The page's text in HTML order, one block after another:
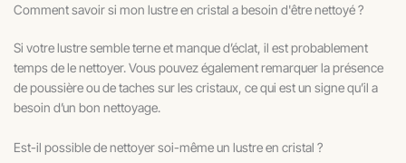
Comment savoir si mon lustre en cristal a besoin d'être nettoyé ?
Si votre lustre semble terne et manque d’éclat, il est probablement
temps de le nettoyer. Vous pouvez également remarquer la présence
de poussière ou de taches sur les cristaux, ce qui est un signe qu’il a
besoin d’un bon nettoyage.
Est-il possible de nettoyer soi-même un lustre en cristal ?